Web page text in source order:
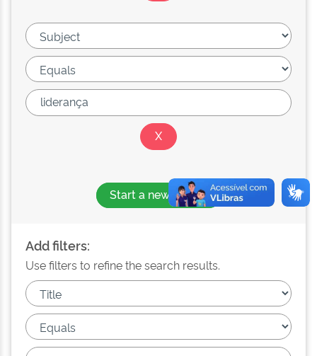
Start a new search
Add filters:
Use filters to refine the search results.